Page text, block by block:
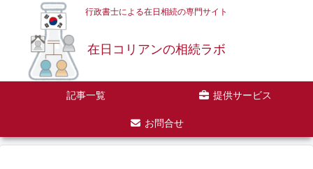
行政書士による在日相続の専門サイト
在日コリアンの相続ラボ
記事一覧 提供サービス
お問合せ